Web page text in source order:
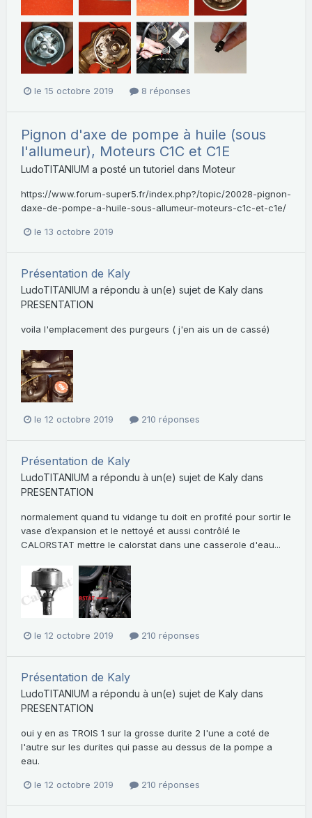
le 15 octobre 2019 8 réponses
Pignon d'axe de pompe à huile (sous
l'allumeur), Moteurs C1C et C1E
LudoTITANIUM a posté un tutoriel dans Moteur
https://www.forum-super5.fr/index.php?/topic/20028-pignon-
daxe-de-pompe-a-huile-sous-allumeur-moteurs-c1c-et-c1e/
le 13 octobre 2019
Présentation de Kaly
LudoTITANIUM a répondu à un(e) sujet de Kaly dans
PRESENTATION
voila l'emplacement des purgeurs ( j'en ais un de cassé)
le 12 octobre 2019 210 réponses
Présentation de Kaly
LudoTITANIUM a répondu à un(e) sujet de Kaly dans
PRESENTATION
normalement quand tu vidange tu doit en profité pour sortir le
vase d’expansion et le nettoyé et aussi contrôlé le
CALORSTAT mettre le calorstat dans une casserole d'eau...
le 12 octobre 2019 210 réponses
Présentation de Kaly
LudoTITANIUM a répondu à un(e) sujet de Kaly dans
PRESENTATION
oui y en as TROIS 1 sur la grosse durite 2 l'une a coté de
l'autre sur les durites qui passe au dessus de la pompe a
eau.
le 12 octobre 2019 210 réponses